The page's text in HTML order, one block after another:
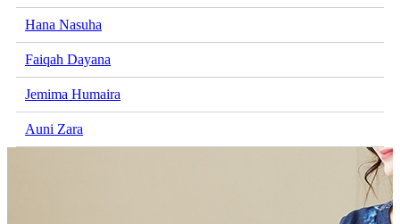
Hana Nasuha
Faiqah Dayana
Jemima Humaira
Auni Zara